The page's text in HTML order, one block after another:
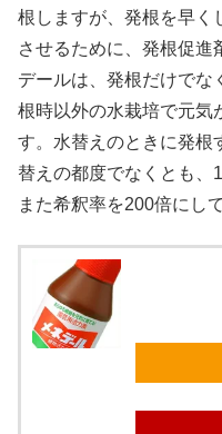
根しますが、発根を早く
させるために、発根促進
デールは、発根だけでな
根時以外の水栽培で元気
す。水替えのときに発根
替えの都度でなくとも、
また希釈率を200倍にし